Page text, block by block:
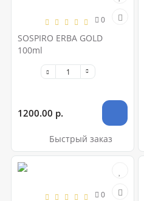
0
SOSPIRO ERBA GOLD
100ml
1200.00 р.
Быстрый заказ
0